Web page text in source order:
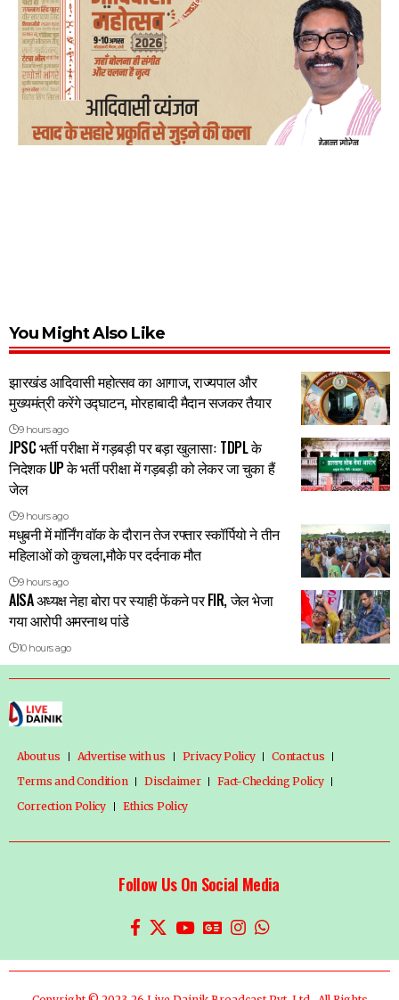
You Might Also Like
झारखंड आदिवासी महोत्सव का आगाज, राज्यपाल और
मुख्यमंत्री करेंगे उद्घाटन, मोरहाबादी मैदान सजकर तैयार
9 hours ago
JPSC भर्ती परीक्षा में गड़बड़ी पर बड़ा खुलासाः TDPL के
निदेशक UP के भर्ती परीक्षा में गड़बड़ी को लेकर जा चुका हैं
जेल
9 hours ago
मधुबनी में मॉर्निंग वॉक के दौरान तेज रफ्तार स्कॉर्पियो ने तीन
महिलाओं को कुचला,मौके पर दर्दनाक मौत
9 hours ago
AISA अध्यक्ष नेहा बोरा पर स्याही फेंकने पर FIR, जेल भेजा
गया आरोपी अमरनाथ पांडे
10 hours ago
About us Advertise with us Privacy Policy
Contact us
Terms and Condition
Disclaimer
Fact-Checking Policy
Correction Policy
Ethics Policy
Follow Us On Social Media